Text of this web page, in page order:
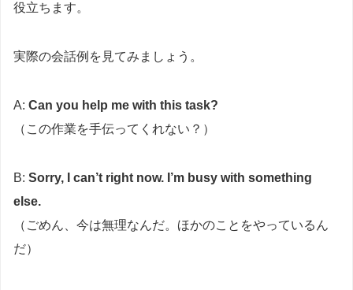
役立ちます。
実際の会話例を見てみましょう。
A: Can you help me with this task?
（この作業を手伝ってくれない？）
B: Sorry, I can’t right now. I’m busy with something
else.
（ごめん、今は無理なんだ。ほかのことをやっているん
だ）